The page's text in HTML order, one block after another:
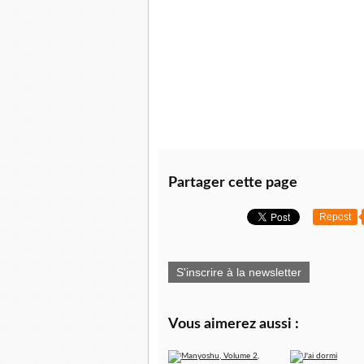
Partager cette page
Repost
S'inscrire à la newsletter
Vous aimerez aussi :